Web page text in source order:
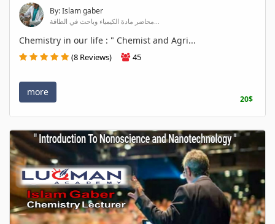
By: Islam gaber
محاضر مادة الكيمياء وباحث في الطاقة...
Chemistry in our life : " Chemist and Agri...
(8 Reviews) 45
more
20$